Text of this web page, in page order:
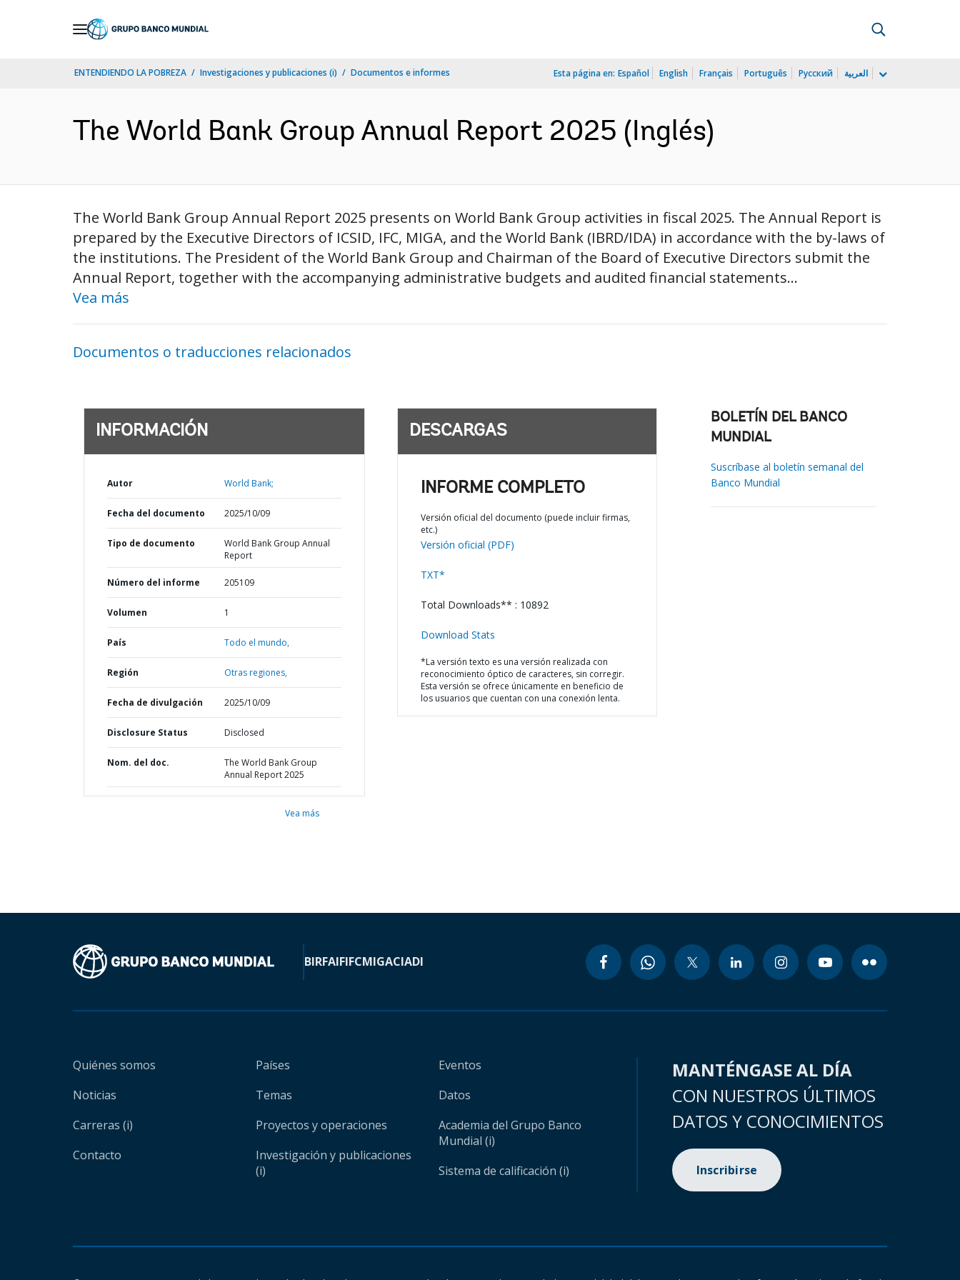
ENTENDIENDO LA POBREZA Investigaciones y publicaciones (i) Documentos e informes Esta página en: Español English Français Português Русский العربية
The World Bank Group Annual Report 2025 (Inglés)
The World Bank Group Annual Report 2025 presents on World Bank Group activities in fiscal 2025. The Annual Report is
prepared by the Executive Directors of ICSID, IFC, MIGA, and the World Bank (IBRD/IDA) in accordance with the by-laws of
the institutions. The President of the World Bank Group and Chairman of the Board of Executive Directors submit the
Annual Report, together with the accompanying administrative budgets and audited financial statements...
Vea más
Documentos o traducciones relacionados
INFORMACIÓN
Autor World Bank;
Fecha del documento 2025/10/09
Tipo de documento
World Bank Group Annual
Report
Número del informe 205109
Volumen 1
País Todo el mundo,
Región Otras regiones,
Fecha de divulgación 2025/10/09
Disclosure Status Disclosed
Nom. del doc.
The World Bank Group
Annual Report 2025
Vea más
DESCARGAS
INFORME COMPLETO
Versión oficial del documento (puede incluir firmas,
etc.)
Versión oficial (PDF)
TXT*
Total Downloads** : 10892
Download Stats
*La versión texto es una versión realizada con
reconocimiento óptico de caracteres, sin corregir.
Esta versión se ofrece únicamente en beneficio de
los usuarios que cuentan con una conexión lenta.
BOLETÍN DEL BANCO
MUNDIAL
Suscríbase al boletín semanal del
Banco Mundial
BIRFAIFIFCMIGACIADI
Quiénes somos
Noticias
Carreras (i)
Contacto
Países
Temas
Proyectos y operaciones
Investigación y publicaciones
(i)
Eventos
Datos
Academia del Grupo Banco
Mundial (i)
Sistema de calificación (i)
MANTÉNGASE AL DÍA
CON NUESTROS ÚLTIMOS
DATOS Y CONOCIMIENTOS
Inscribirse